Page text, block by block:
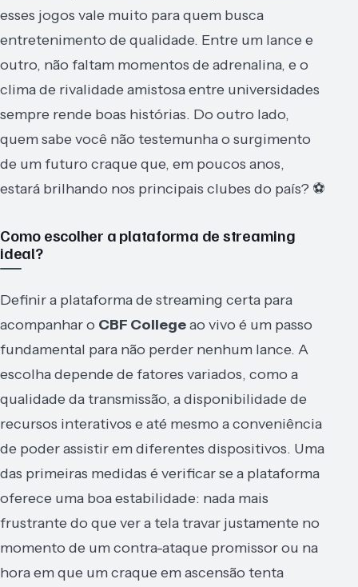
esses jogos vale muito para quem busca
entretenimento de qualidade. Entre um lance e
outro, não faltam momentos de adrenalina, e o
clima de rivalidade amistosa entre universidades
sempre rende boas histórias. Do outro lado,
quem sabe você não testemunha o surgimento
de um futuro craque que, em poucos anos,
estará brilhando nos principais clubes do país? ⚽
Como escolher a plataforma de streaming
ideal?
Definir a plataforma de streaming certa para
acompanhar o CBF Collegeao vivo é um passo
fundamental para não perder nenhum lance. A
escolha depende de fatores variados, como a
qualidade da transmissão, a disponibilidade de
recursos interativos e até mesmo a conveniência
de poder assistir em diferentes dispositivos. Uma
das primeiras medidas é verificar se a plataforma
oferece uma boa estabilidade: nada mais
frustrante do que ver a tela travar justamente no
momento de um contra-ataque promissor ou na
hora em que um craque em ascensão tenta